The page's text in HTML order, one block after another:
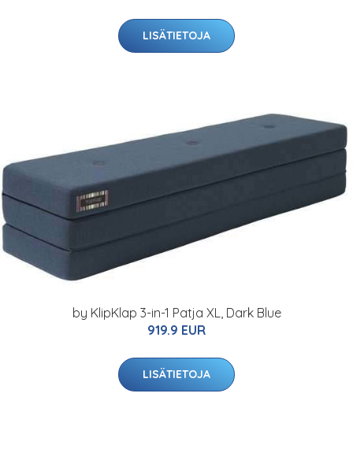
LISÄTIETOJA
by KlipKlap 3-in-1 Patja XL, Dark Blue
919.9 EUR
LISÄTIETOJA